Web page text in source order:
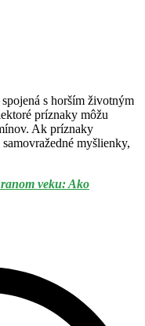
s horším životným
príznaky môžu
Ak príznaky
myšlienky,
veku: Ako